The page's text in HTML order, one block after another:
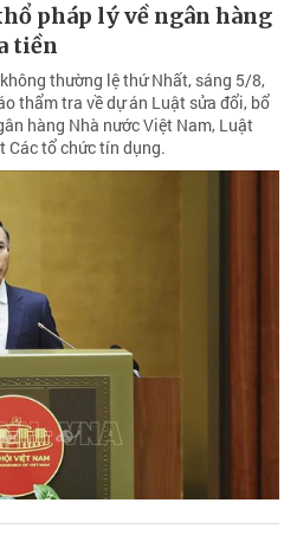
pháp lý về ngân hàng
tiền
thường lệ thứ Nhất, sáng 5/8,
thẩm tra về dự án Luật sửa đổi, bổ
hàng Nhà nước Việt Nam, Luật
Các tổ chức tín dụng.